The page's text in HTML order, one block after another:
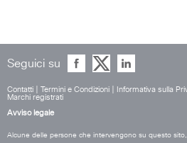
Seguici su
Contatti Termini e Condizioni Informativa sulla
Marchi registrati
Avviso legale
Alcune delle persone che intervengono su questo